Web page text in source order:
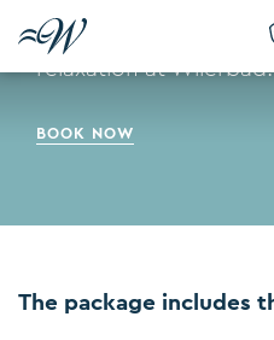
Extend the weekend
relaxation at Wilerbad.
BOOK NOW
The package includes